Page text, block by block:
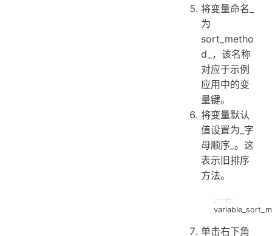
将变量命名_
为
sort_metho
d_，该名称
对应于示例
应用中的变
量键。
将变量默认
值设置为_字
母顺序_。这
表示旧排序
方法。
单击右下角